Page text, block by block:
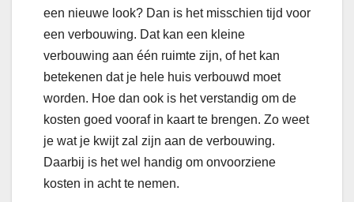
een nieuwe look? Dan is het misschien tijd voor
een verbouwing. Dat kan een kleine
verbouwing aan één ruimte zijn, of het kan
betekenen dat je hele huis verbouwd moet
worden. Hoe dan ook is het verstandig om de
kosten goed vooraf in kaart te brengen. Zo weet
je wat je kwijt zal zijn aan de verbouwing.
Daarbij is het wel handig om onvoorziene
kosten in acht te nemen.